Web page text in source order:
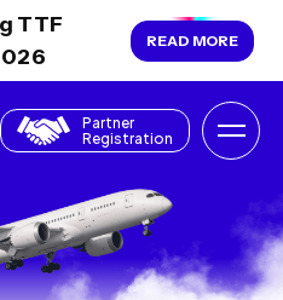
TTF
READ MORE
Partner
Registration